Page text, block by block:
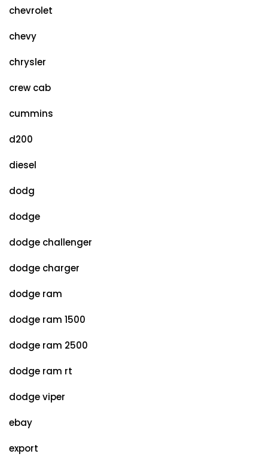
chevrolet
chevy
chrysler
crew cab
cummins
d200
diesel
dodg
dodge
dodge challenger
dodge charger
dodge ram
dodge ram 1500
dodge ram 2500
dodge ram rt
dodge viper
ebay
export